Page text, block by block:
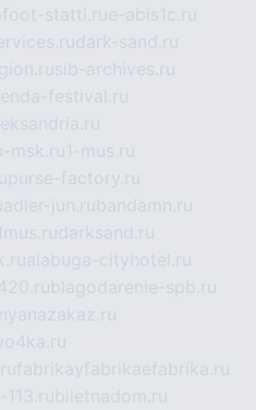
statti.rue-abis1c.ru
dark-sand.ru
sib-archives.ru
festival.ru
msk.ru1-mus.ru
purse-factory.ru
adler-jun.rubandamn.ru
darksand.ru
alabuga-cityhotel.ru
blagodarenie-spb.ru
fabrikayfabrikaefabrika.ru
biletnadom.ru